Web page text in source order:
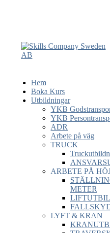
Hem
Boka Kurs
Utbildningar
YKB
YKB
ADR
Arbete på väg
TRUCK
ARBETE PÅ
METER
LYFT & KRAN